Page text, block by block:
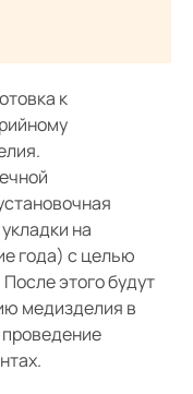
к
на
года) с целью
этого будут
медизделия в